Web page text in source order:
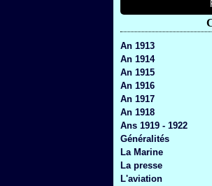
An 1913
An 1914
An 1915
An 1916
An 1917
An 1918
Ans 1919 - 1922
Généralités
La Marine
La presse
L'aviation